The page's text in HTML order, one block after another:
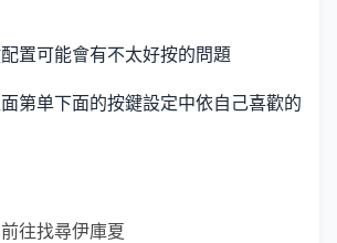
置可能會有不太好按的問題
第单下面的按鍵設定中依自己喜歡的
往找尋伊庫夏